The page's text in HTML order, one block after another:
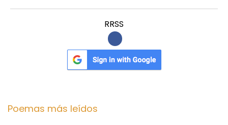
RRSS
Poemas más leídos